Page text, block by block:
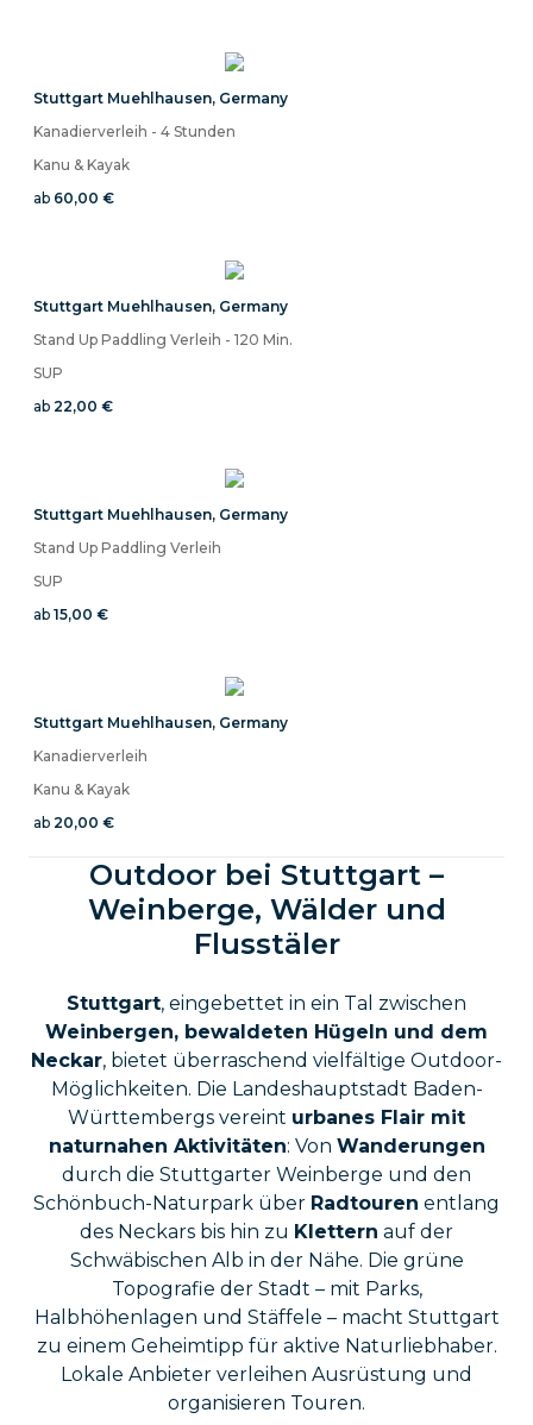
Stuttgart Muehlhausen, Germany
Kanadierverleih - 4 Stunden
Kanu & Kayak
ab 60,00 €
Stuttgart Muehlhausen, Germany
Stand Up Paddling Verleih - 120 Min.
SUP
ab 22,00 €
Stuttgart Muehlhausen, Germany
Stand Up Paddling Verleih
SUP
ab 15,00 €
Stuttgart Muehlhausen, Germany
Kanadierverleih
Kanu & Kayak
ab 20,00 €
Outdoor bei Stuttgart –
Weinberge, Wälder und
Flusstäler
Stuttgart, eingebettet in ein Tal zwischen
Weinbergen, bewaldeten Hügeln und dem
Neckar, bietet überraschend vielfältige Outdoor-
Möglichkeiten. Die Landeshauptstadt Baden-
Württembergs vereint urbanes Flair mit
naturnahen Aktivitäten: Von Wanderungen
durch die Stuttgarter Weinberge und den
Schönbuch-Naturpark über Radtouren entlang
des Neckars bis hin zu Klettern auf der
Schwäbischen Alb in der Nähe. Die grüne
Topografie der Stadt – mit Parks,
Halbhöhenlagen und Stäffele – macht Stuttgart
zu einem Geheimtipp für aktive Naturliebhaber.
Lokale Anbieter verleihen Ausrüstung und
organisieren Touren.